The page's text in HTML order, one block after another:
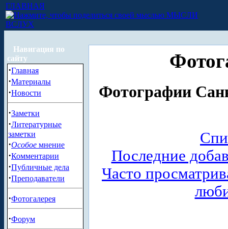
ГЛАВНАЯ
МЫСЛИ
ВСЛУХ
Навигация по
сайту
·Главная
·Материалы
·Новости
·Заметки
·Литературные
заметки
·Особое мнение
·Комментарии
·Публичные дела
·Преподаватели
·Фотогалерея
·Форум
Фотографии
Последние
Часто